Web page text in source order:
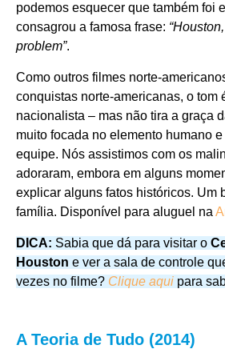
podemos esquecer que também foi
consagrou a famosa frase:
problem”.
Como outros filmes norte-
conquistas norte-americanas, o tom
nacionalista – mas não tira a graça
muito focada no elemento humano
equipe. Nós assistimos com os
adoraram, embora em alguns
explicar alguns fatos históricos. Um
família. Disponível para aluguel na
DICA: Sabia que dá para visitar o
Houston e ver a sala de controle
vezes no filme? Clique aqui para
A Teoria de Tudo (2014)